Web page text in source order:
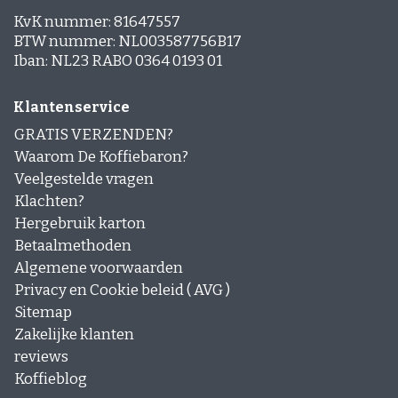
KvK nummer: 81647557
BTW nummer: NL003587756B17
Iban: NL23 RABO 0364 0193 01
Klantenservice
GRATIS VERZENDEN?
Waarom De Koffiebaron?
Veelgestelde vragen
Klachten?
Hergebruik karton
Betaalmethoden
Algemene voorwaarden
Privacy en Cookie beleid ( AVG )
Sitemap
Zakelijke klanten
reviews
Koffieblog